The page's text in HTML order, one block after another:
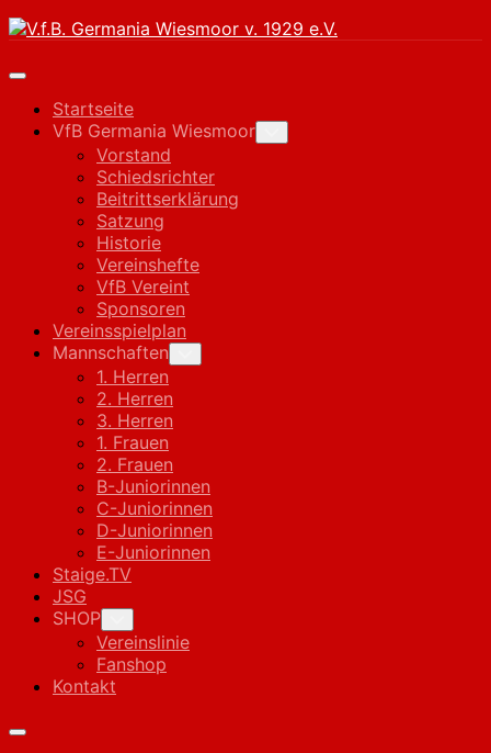
Skip
content
Expand
Startseite
VfB Germania Wiesmoor
Child
Vorstand
Schiedsrichter
Beitrittserklärung
Satzung
Historie
Vereinshefte
VfB Vereint
Sponsoren
Vereinsspielplan
Mannschaften
Child
1. Herren
2. Herren
3. Herren
1. Frauen
2. Frauen
B-Juniorinnen
C-Juniorinnen
D-Juniorinnen
E-Juniorinnen
Staige.TV
JSG
SHOP
Child
Menu
Vereinslinie
Fanshop
Kontakt
Expand